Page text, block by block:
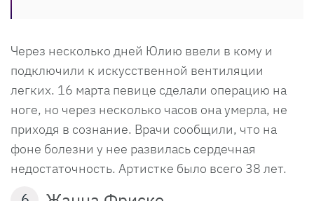
Через несколько дней Юлию ввели в кому и
подключили к искусственной вентиляции
легких. 16 марта певице сделали операцию на
ноге, но через несколько часов она умерла, не
приходя в сознание. Врачи сообщили, что на
фоне болезни у нее развилась сердечная
недостаточность. Артистке было всего 38 лет.